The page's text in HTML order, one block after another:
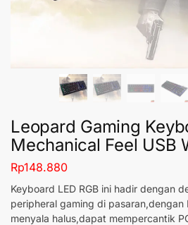
Leopard Gaming
Mechanical Feel USB
Rp148.880
Keyboard LED RGB ini hadir dengan
peripheral gaming di pasaran,dengan
menyala halus,dapat mempercantik